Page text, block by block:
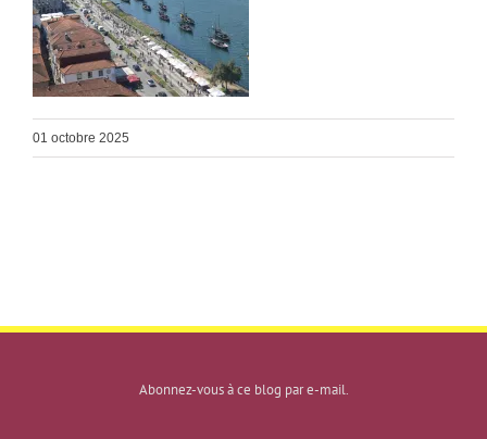
01 octobre 2025
Abonnez-vous à ce blog par e-mail.